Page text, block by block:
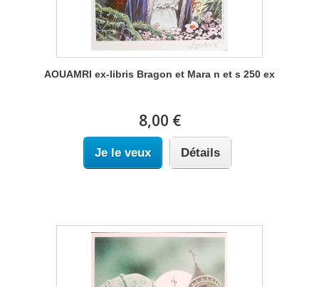
AOUAMRI ex-libris Bragon et Mara n et s 250 ex
8,00 €
Je le veux Détails